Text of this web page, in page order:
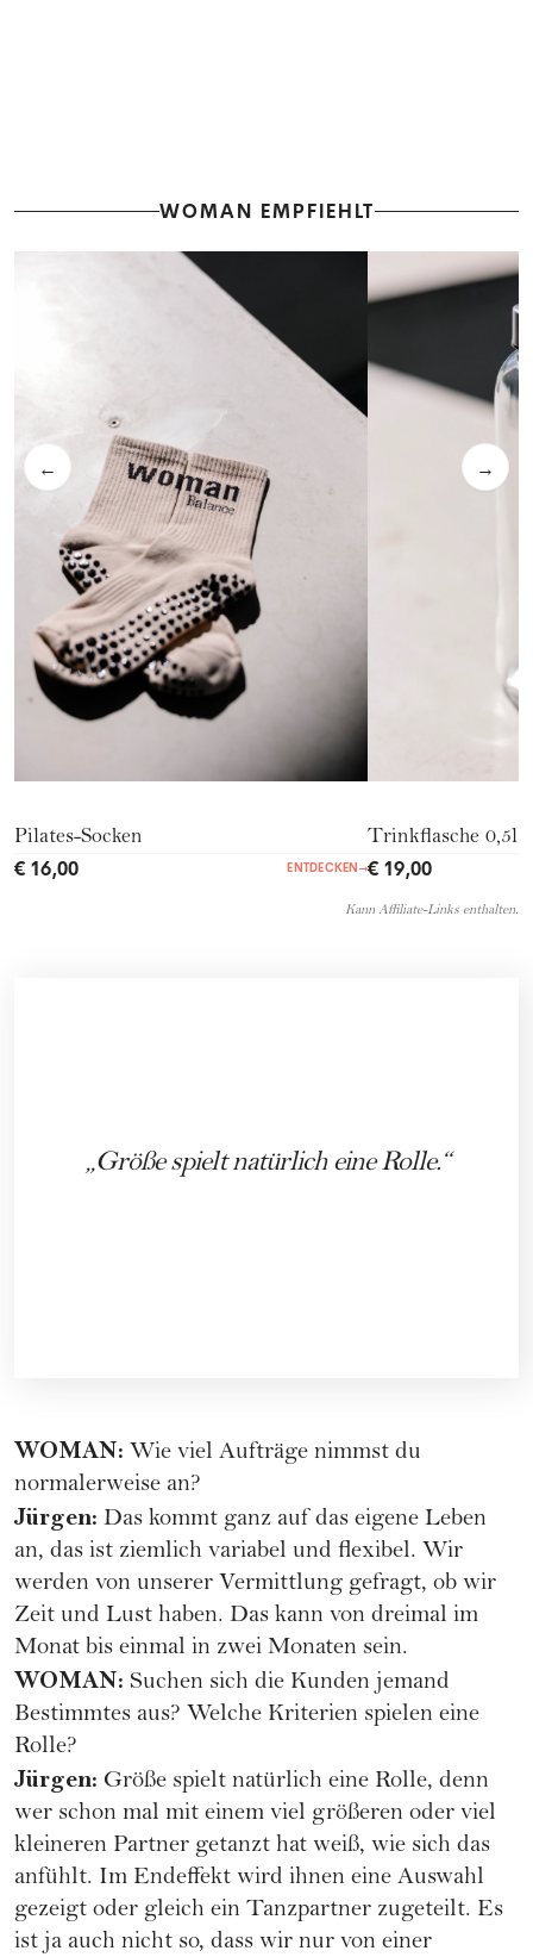
WOMAN EMPFIEHLT
← →
Pilates-Socken
€ 16,00 ENTDECKEN→
Trinkflasche 0,5l
€ 19,00
Kann Affiliate-Links enthalten.
Größe spielt natürlich eine Rolle.
WOMAN: Wie viel Aufträge nimmst du
normalerweise an?
Jürgen: Das kommt ganz auf das eigene Leben
an, das ist ziemlich variabel und flexibel. Wir
werden von unserer Vermittlung gefragt, ob wir
Zeit und Lust haben. Das kann von dreimal im
Monat bis einmal in zwei Monaten sein.
WOMAN: Suchen sich die Kunden jemand
Bestimmtes aus? Welche Kriterien spielen eine
Rolle?
Jürgen: Größe spielt natürlich eine Rolle, denn
wer schon mal mit einem viel größeren oder viel
kleineren Partner getanzt hat weiß, wie sich das
anfühlt. Im Endeffekt wird ihnen eine Auswahl
gezeigt oder gleich ein Tanzpartner zugeteilt. Es
ist ja auch nicht so, dass wir nur von einer